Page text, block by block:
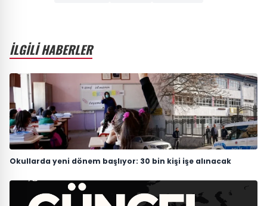
İLGİLİ HABERLER
Okullarda yeni dönem başlıyor: 30 bin kişi işe alınacak